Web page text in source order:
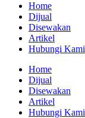
Home
Dijual
Disewakan
Artikel
Hubungi Kami
Home
Dijual
Disewakan
Artikel
Hubungi Kami